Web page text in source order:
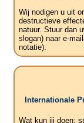
Wij nodigen u uit
destructieve
natuur. Stuur dan
slogan) naar e-
notatie).
Internationale
Wat kun jij doen: